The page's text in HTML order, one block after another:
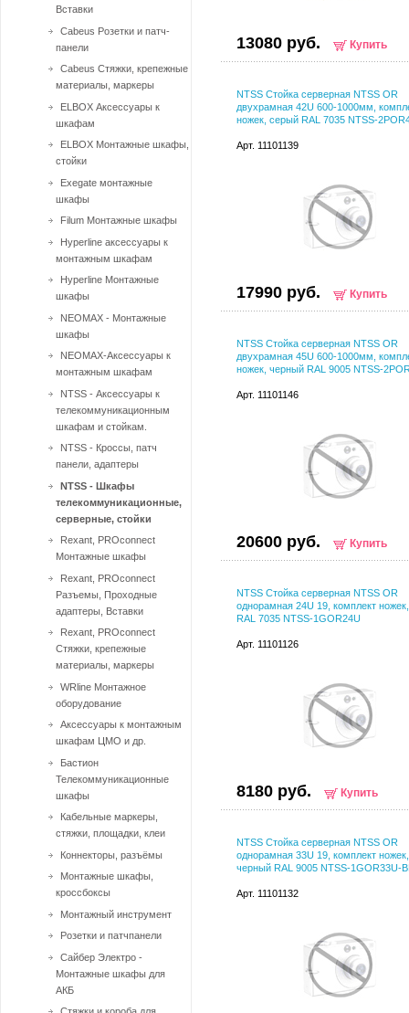
13080 руб. Купить
NTSS Стойка серверная NTSS OR
двухрамная 42U 600-1000мм,
ножек, серый RAL 7035 NTSS-
Арт. 11101139
17990 руб. Купить
NTSS Стойка серверная NTSS OR
двухрамная 45U 600-1000мм,
ножек, черный RAL 9005 NTSS-
Арт. 11101146
20600 руб. Купить
NTSS Стойка серверная NTSS OR
однорамная 24U 19, комплект
RAL 7035 NTSS-1GOR24U
Арт. 11101126
8180 руб. Купить
NTSS Стойка серверная NTSS OR
однорамная 33U 19, комплект ножек,
черный RAL 9005 NTSS-1GOR33U-
Арт. 11101132
Вставки
Cabeus Розетки и патч-
панели
Cabeus Стяжки, крепежные
материалы, маркеры
ELBOX Аксессуары к
шкафам
ELBOX Монтажные шкафы,
стойки
Exegate монтажные
шкафы
Filum Монтажные шкафы
Hyperline аксессуары к
монтажным шкафам
Hyperline Монтажные
шкафы
NEOMAX - Монтажные
шкафы
NEOMAX-Аксессуары к
монтажным шкафам
NTSS - Аксессуары к
телекоммуникационным
шкафам и стойкам.
NTSS - Кроссы, патч
панели, адаптеры
NTSS - Шкафы
телекоммуникационные,
серверные, стойки
Rexant, PROconnect
Монтажные шкафы
Rexant, PROconnect
Разъемы, Проходные
адаптеры, Вставки
Rexant, PROconnect
Стяжки, крепежные
материалы, маркеры
WRline Монтажное
оборудование
Аксессуары к монтажным
шкафам ЦМО и др.
Бастион
Телекоммуникационные
шкафы
Кабельные маркеры,
стяжки, площадки, клеи
Коннекторы, разъёмы
Монтажные шкафы,
кроссбоксы
Монтажный инcтрумент
Розетки и патчпанели
Сайбер Электро -
Монтажные шкафы для
АКБ